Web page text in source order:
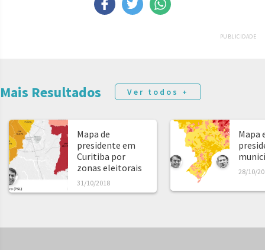
PUBLICIDADE
Mais Resultados Ver todos +
Mapa de
presidente em
Curitiba por
zonas eleitorais
31/10/2018
Mapa
28/10/